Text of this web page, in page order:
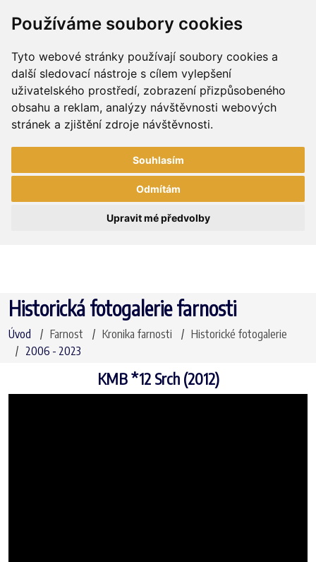
Používáme soubory cookies
Tyto webové stránky používají soubory cookies a
další sledovací nástroje s cílem vylepšení
uživatelského prostředí, zobrazení přizpůsobeného
obsahu a reklam, analýzy návštěvnosti webových
stránek a zjištění zdroje návštěvnosti.
Souhlasím
Odmítám
Upravit mé předvolby
Historická fotogalerie farnosti
Úvod Farnost Kronika farnosti
Historické fotogalerie
2006 - 2023
KMB *12 Srch (2012)